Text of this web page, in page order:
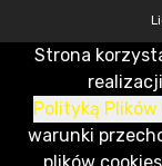
CMS & Hosting: Nefeni Sp.
Strona
Polityką Plików
warunki